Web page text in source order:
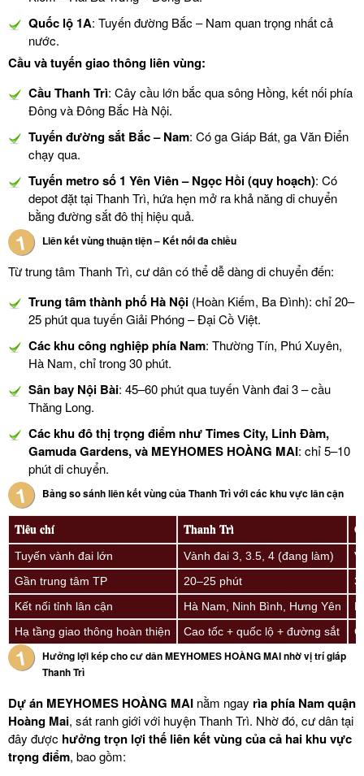
Quốc lộ 1A: Tuyến đường Bắc – Nam quan trọng nhất cả
nước.
Cầu và tuyến giao thông liên vùng:
Cầu Thanh Trì: Cây cầu lớn bắc qua sông Hồng, kết nối phía
Đông và Đông Bắc Hà Nội.
Tuyến đường sắt Bắc – Nam: Có ga Giáp Bát, ga Văn Điển
chạy qua.
Tuyến metro số 1 Yên Viên – Ngọc Hồi (quy hoạch): Có
depot đặt tại Thanh Trì, hứa hẹn mở ra khả năng di chuyển
bằng đường sắt đô thị hiệu quả.
Liên kết vùng thuận tiện – Kết nối đa chiều
Từ trung tâm Thanh Trì, cư dân có thể dễ dàng di chuyển đến:
Trung tâm thành phố Hà Nội (Hoàn Kiếm, Ba Đình): chỉ 20–
25 phút qua tuyến Giải Phóng – Đại Cồ Việt.
Các khu công nghiệp phía Nam: Thường Tín, Phú Xuyên,
Hà Nam, chỉ trong 30 phút.
Sân bay Nội Bài: 45–60 phút qua tuyến Vành đai 3 – cầu
Thăng Long.
Các khu đô thị trọng điểm như Times City, Linh Đàm,
Gamuda Gardens, và MEYHOMES HOÀNG MAI: chỉ 5–10
phút di chuyển.
Bảng so sánh liên kết vùng của Thanh Trì với các khu vực lân cận
Tiêu chí Thanh Trì
Tuyến vành đai lớn Vành đai 3, 3.5, 4 (đang làm)
Gần trung tâm TP
20–25 phút
Kết nối tỉnh lân cận
Hà Nam, Ninh Bình, Hưng Yên
Hạ tầng giao thông hoàn thiện
Cao tốc + quốc lộ + đường sắt
Hưởng lợi kép cho cư dân MEYHOMES HOÀNG MAI nhờ vị trí giáp
Thanh Trì
Dự án MEYHOMES HOÀNG MAI nằm ngay rìa phía Nam quận
Hoàng Mai, sát ranh giới với huyện Thanh Trì. Nhờ đó, cư dân tại
đây được hưởng trọn lợi thế liên kết vùng của cả hai khu vực
trọng điểm, bao gồm: